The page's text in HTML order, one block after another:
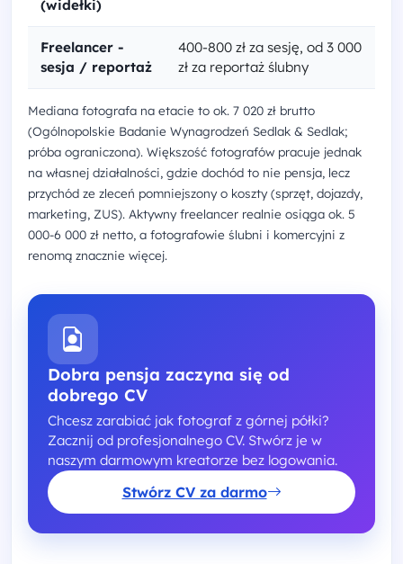
(widełki)
Freelancer -
sesja / reportaż
400-800 zł za sesję, od 3 000
zł za reportaż ślubny
Mediana fotografa na etacie to ok. 7 020 zł brutto
(Ogólnopolskie Badanie Wynagrodzeń Sedlak & Sedlak;
próba ograniczona). Większość fotografów pracuje jednak
na własnej działalności, gdzie dochód to nie pensja, lecz
przychód ze zleceń pomniejszony o koszty (sprzęt, dojazdy,
marketing, ZUS). Aktywny freelancer realnie osiąga ok. 5
000-6 000 zł netto, a fotografowie ślubni i komercyjni z
renomą znacznie więcej.
Dobra pensja zaczyna się od
dobrego CV
Chcesz zarabiać jak fotograf z górnej półki?
Zacznij od profesjonalnego CV. Stwórz je w
naszym darmowym kreatorze bez logowania.
Stwórz CV za darmo